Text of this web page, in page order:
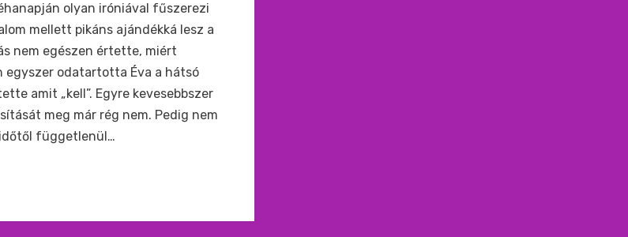
olyan iróniával fűszerezi
mellett pikáns ajándékká lesz a
nem egészen értette, miért
egyszer odatartotta Éva a hátsó
amit „kell”. Egyre kevesebbszer
meg már rég nem. Pedig nem
függetlenül…